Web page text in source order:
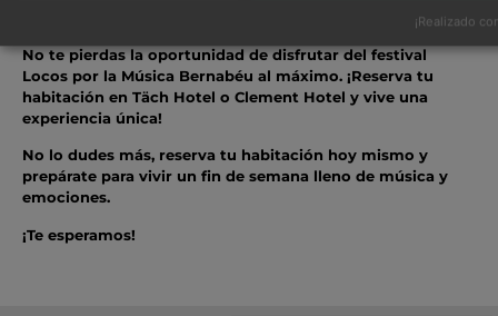
https://www.clementhoteles.com/
No te pierdas la oportunidad de disfrutar del festival
Locos por la Música Bernabéu al máximo. ¡Reserva tu
habitación en Täch Hotel o Clement Hotel y vive una
experiencia única!
No lo dudes más, reserva tu habitación hoy mismo y
prepárate para vivir un fin de semana lleno de música y
emociones.
¡Te esperamos!
¡Realizado